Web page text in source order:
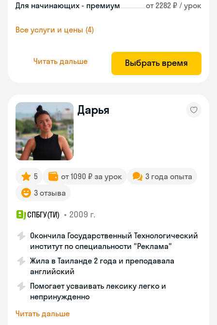
Для начинающих - премиум от 2282 ₽ / урок
Все услуги и цены (4)
Читать дальше Выбрать время
Дарья
5 от 1090 ₽ за урок
3 года опыта
3 отзыва
СПБГУ(ТИ) • 2009 г.
Окончила Государственный Технологический
институт по специальности "Реклама"
Жила в Таиланде 2 года и преподавала
английский
Помогает усваивать лексику легко и
непринужденно
Читать дальше